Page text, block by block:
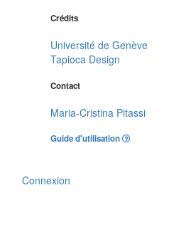
Crédits
Université de Genève
Tapioca Design
Contact
Maria-Cristina Pitassi
Guide d'utilisation
Connexion